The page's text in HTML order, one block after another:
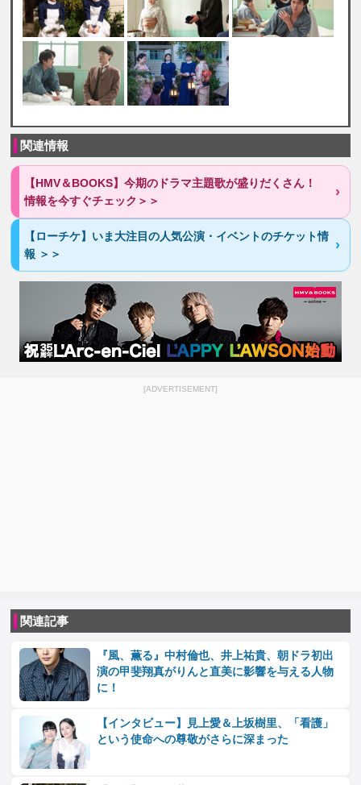
関連情報
【HMV＆BOOKS】今期のドラマ主題歌が盛りだくさん！
情報を今すぐチェック＞＞
【ローチケ】いま大注目の人気公演・イベントのチケット情
報 ＞＞
[ADVERTISEMENT]
関連記事
『風、薫る』中村倫也、井上祐貴、朝ドラ初出
演の甲斐翔真がりんと直美に影響を与える人物
に！
【インタビュー】見上愛＆上坂樹里、「看護」
という使命への尊敬がさらに深まった